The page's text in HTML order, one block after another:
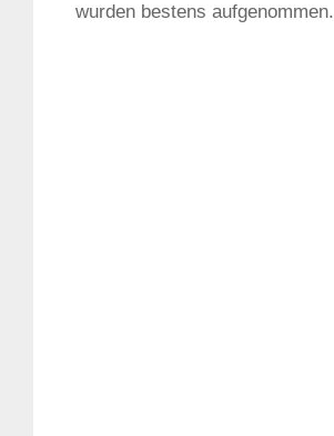
wurden bestens aufgenommen.